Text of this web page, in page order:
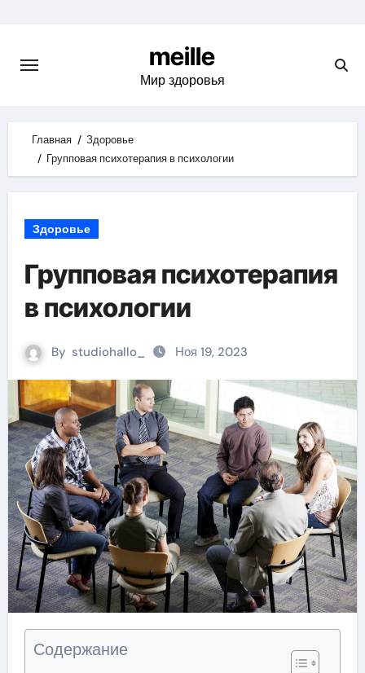
content
meille
Мир здоровья
Главная
Здоровье
Групповая психотерапия в психологии
Здоровье
Групповая психотерапия
в психологии
By studiohallo_ Ноя 19, 2023
Содержание